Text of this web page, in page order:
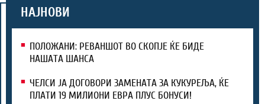
НАЈНОВИ
ПОЛОЖАНИ: РЕВАНШОТ ВО СКОПЈЕ ЌЕ БИДЕ
НАШАТА ШАНСА
ЧЕЛСИ ЈА ДОГОВОРИ ЗАМЕНАТА ЗА КУКУРЕЉА, ЌЕ
ПЛАТИ 19 МИЛИОНИ ЕВРА ПЛУС БОНУСИ!